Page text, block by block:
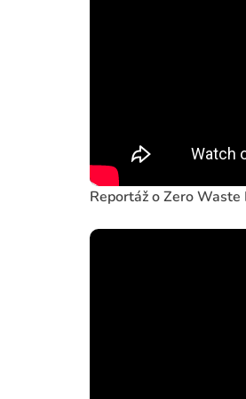
Reportáž o Zero Waste